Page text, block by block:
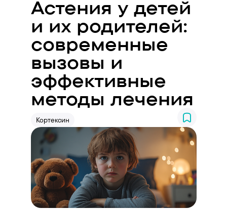
Астения у детей
и их родителей:
современные
вызовы и
эффективные
методы лечения
Кортексин